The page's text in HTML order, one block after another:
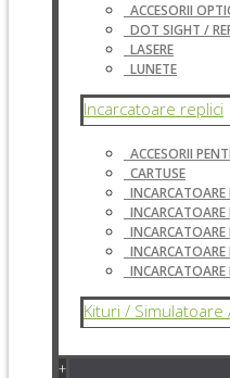
ACCESORII
DOT SIGHT /
LASERE
LUNETE
Incarcatoare replici
ACCESORII
CARTUSE
INCARCATOARE
INCARCATOARE
INCARCATOARE
INCARCATOARE
Kituri /
+